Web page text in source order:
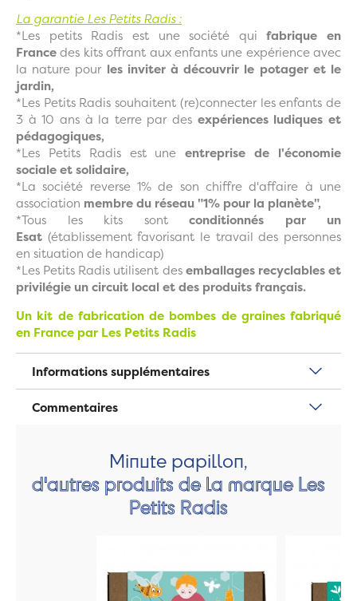
La garantie Les Petits Radis :
*Les petits Radis est une société quifabrique en
Francedes kits offrant aux enfants une expérience avec
la nature pour les inviter à découvrir le potager et le
jardin,
*Les Petits Radis souhaitent (re)connecter les enfants de
3 à 10 ans à la terre par des expériences ludiques et
pédagogiques,
*Les Petits Radis est uneentreprise de l'économie
sociale et solidaire,
*La société reverse 1% de son chiffre d'affaire à une
association membre du réseau "1% pour la planète",
*Tous les kits sont conditionnés par un
Esat (établissement favorisant le travail des personnes
en situation de handicap)
*Les Petits Radis utilisent desemballages recyclables et
privilégie un circuit local et des produits français.
Un kit de fabrication de bombes de graines fabriqué
en France par Les Petits Radis
Informations supplémentaires
Commentaires
Minute papillon,
d'autres produits de la marque Les
Petits Radis